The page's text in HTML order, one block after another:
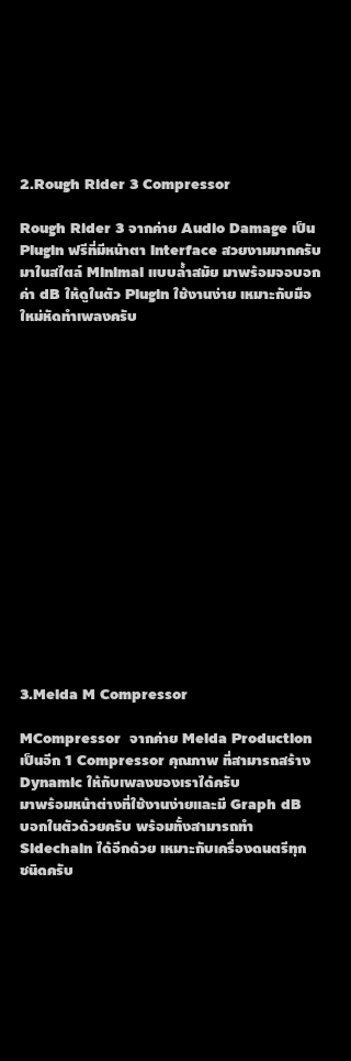
2.Rough Rider 3 Compressor
Rough Rider 3 จากค่าย Audio Damage เป็น
Plugin ฟรีที่มีหน้าตา Interface สวยงามมากครับ
มาในสไตล์ Minimal แบบลํ้าสมัย มาพร้อมจอบอก
ค่า dB ให้ดูในตัว Plugin ใช้งานง่าย เหมาะกับมือ
ใหม่หัดทำเพลงครับ
3.Melda M Compressor
MCompressor  จากค่าย Melda Production
เป็นอีก 1 Compressor คุณภาพ ที่สามารถสร้าง
Dynamic ให้กับเพลงของเราได้ครับ
มาพร้อมหน้าต่างที่ใช้งานง่ายและมี Graph dB
บอกในตัวด้วยครับ พร้อมทั้งสามารถทำ
Sidechain ได้อีกด้วย เหมาะกับเครื่องดนตรีทุก
ชนิดครับ